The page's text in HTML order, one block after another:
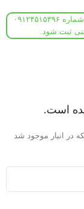
در صورتی که موفق به ثبت سفارش آنلاین نشدید، با شماره ۰۹۱۲۴۵۱۵۳۹۶
ثبت شود.
است.
در انبار موجود شد